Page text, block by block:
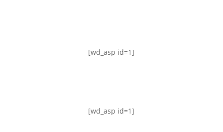
[wd_asp id=1]
[wd_asp id=1]